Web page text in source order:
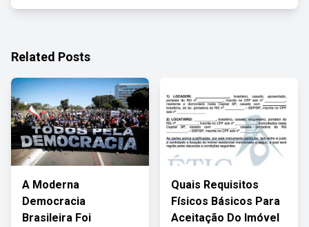
Related Posts
A Moderna
Democracia
Brasileira Foi
Quais Requisitos
Físicos Básicos Para
Aceitação Do Imóvel